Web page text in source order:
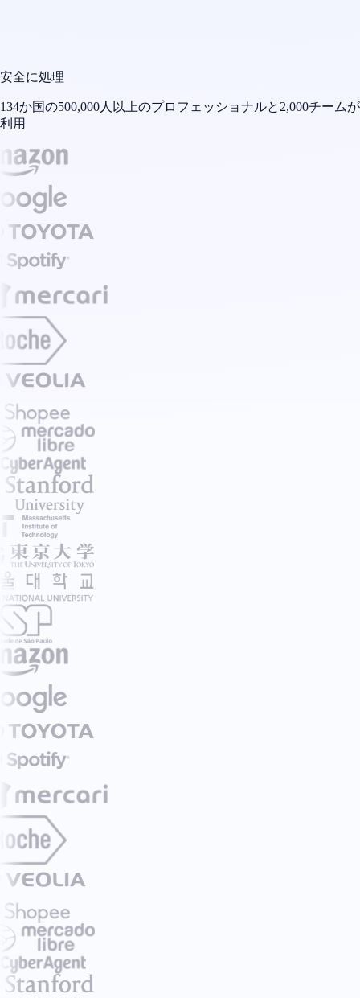
安全に処理
134か国の500,000人以上のプロフェッショナルと2,000チームが
利用